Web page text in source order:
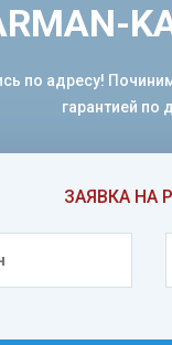
ЗАЯВКА НА
по адресу!
гарантией по